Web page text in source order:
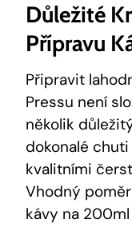
Důležité
Přípravu
Připravit
Pressu není
několik
dokonalé
kvalitními
Vhodný
kávy na